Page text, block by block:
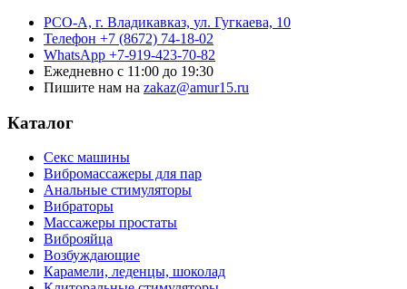
РСО-А, г. Владикавказ, ул. Гугкаева, 10
Телефон +7 (8672) 74-18-02
WhatsApp +7-919-423-70-82
Ежедневно с 11:00 до 19:30
Пишите нам на zakaz@amur15.ru
Каталог
Секс машины
Вибромассажеры для пар
Анальные стимуляторы
Вибраторы
Массажеры простаты
Виброяйца
Возбуждающие
Карамели, леденцы, шоколад